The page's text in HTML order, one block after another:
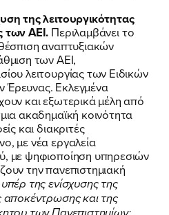
της λειτουργικότητας
των ΑΕΙ. Περιλαμβάνει το
αναπτυξιακών
των ΑΕΙ,
λειτουργίας των Ειδικών
Έρευνας. Εκλεγμένα
και εξωτερικά μέλη από
ακαδημαϊκή κοινότητα
και διακριτές
με νέα εργαλεία
με ψηφιοποίηση υπηρεσιών
την πανεπιστημιακή
της ενίσχυσης της
αποκέντρωσης και της